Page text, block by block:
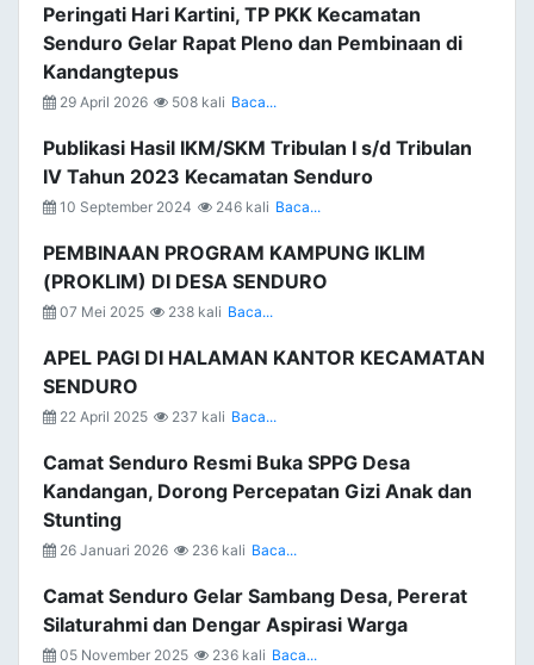
Peringati Hari Kartini, TP PKK Kecamatan
Senduro Gelar Rapat Pleno dan Pembinaan di
Kandangtepus
29 April 2026 508 kali Baca...
Publikasi Hasil IKM/SKM Tribulan I s/d Tribulan
IV Tahun 2023 Kecamatan Senduro
10 September 2024 246 kali Baca...
PEMBINAAN PROGRAM KAMPUNG IKLIM
(PROKLIM) DI DESA SENDURO
07 Mei 2025 238 kali Baca...
APEL PAGI DI HALAMAN KANTOR KECAMATAN
SENDURO
22 April 2025 237 kali Baca...
Camat Senduro Resmi Buka SPPG Desa
Kandangan, Dorong Percepatan Gizi Anak dan
Stunting
26 Januari 2026 236 kali Baca...
Camat Senduro Gelar Sambang Desa, Pererat
Silaturahmi dan Dengar Aspirasi Warga
05 November 2025 236 kali Baca...